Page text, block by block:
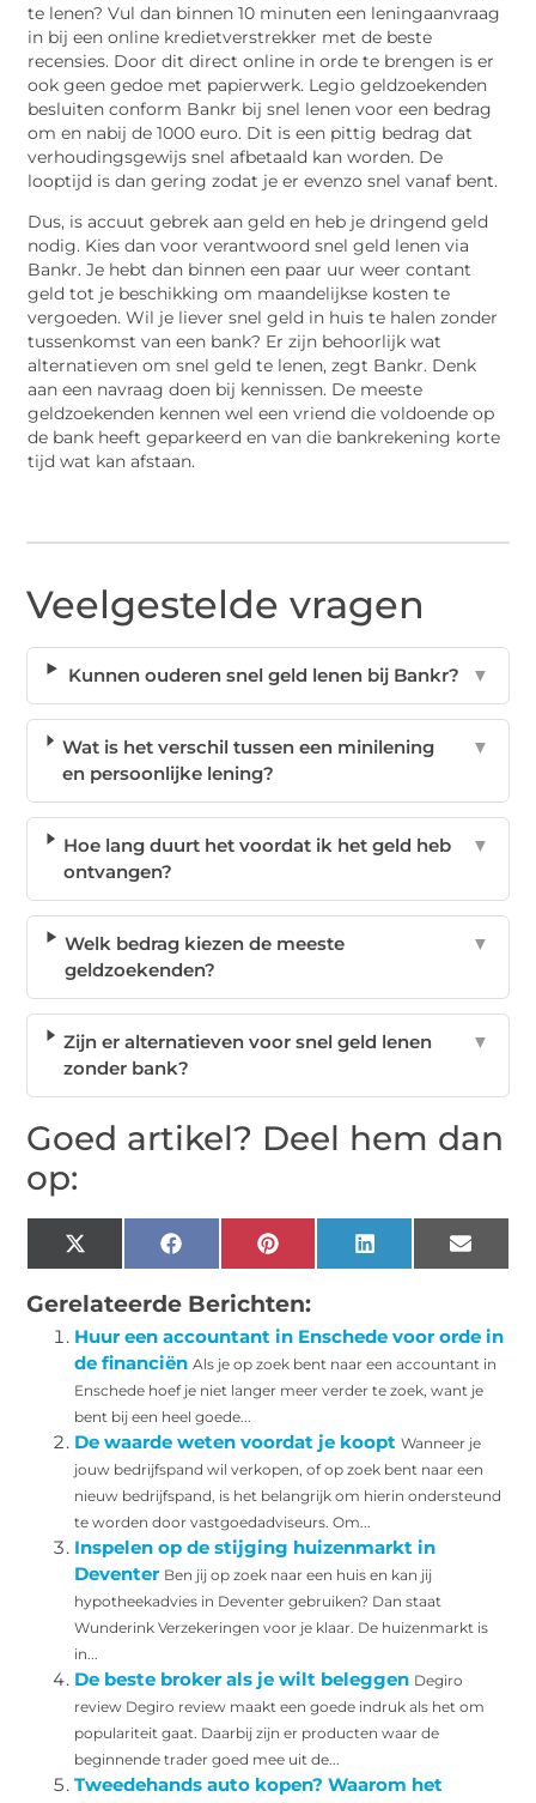
te lenen? Vul dan binnen 10 minuten een leningaanvraag
in bij een online kredietverstrekker met de beste
recensies. Door dit direct online in orde te brengen is er
ook geen gedoe met papierwerk. Legio geldzoekenden
besluiten conform Bankr bij snel lenen voor een bedrag
om en nabij de 1000 euro. Dit is een pittig bedrag dat
verhoudingsgewijs snel afbetaald kan worden. De
looptijd is dan gering zodat je er evenzo snel vanaf bent.
Dus, is accuut gebrek aan geld en heb je dringend geld
nodig. Kies dan voor verantwoord snel geld lenen via
Bankr. Je hebt dan binnen een paar uur weer contant
geld tot je beschikking om maandelijkse kosten te
vergoeden. Wil je liever snel geld in huis te halen zonder
tussenkomst van een bank? Er zijn behoorlijk wat
alternatieven om snel geld te lenen, zegt Bankr. Denk
aan een navraag doen bij kennissen. De meeste
geldzoekenden kennen wel een vriend die voldoende op
de bank heeft geparkeerd en van die bankrekening korte
tijd wat kan afstaan.
Veelgestelde vragen
Kunnen ouderen snel geld lenen bij Bankr? ▼
Wat is het verschil tussen een minilening
en persoonlijke lening?
▼
Hoe lang duurt het voordat ik het geld heb
ontvangen?
▼
Welk bedrag kiezen de meeste
geldzoekenden?
▼
Zijn er alternatieven voor snel geld lenen
zonder bank?
▼
Goed artikel? Deel hem dan
op:
X
(Twitter)
Facebook Pinterest LinkedIn Email
Gerelateerde Berichten:
Huur een accountant in Enschede voor orde in
de financiën Als je op zoek bent naar een accountant in
Enschede hoef je niet langer meer verder te zoek, want je
bent bij een heel goede...
De waarde weten voordat je koopt Wanneer je
jouw bedrijfspand wil verkopen, of op zoek bent naar een
nieuw bedrijfspand, is het belangrijk om hierin ondersteund
te worden door vastgoedadviseurs. Om...
Inspelen op de stijging huizenmarkt in
Deventer Ben jij op zoek naar een huis en kan jij
hypotheekadvies in Deventer gebruiken? Dan staat
Wunderink Verzekeringen voor je klaar. De huizenmarkt is
in...
De beste broker als je wilt beleggen Degiro
review Degiro review maakt een goede indruk als het om
populariteit gaat. Daarbij zijn er producten waar de
beginnende trader goed mee uit de...
Tweedehands auto kopen? Waarom het